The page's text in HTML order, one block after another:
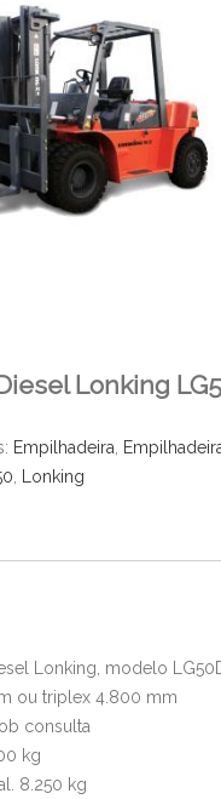
Lonking
Empilhadeira
Lonking
Lonking, modelo
ou triplex 4.800 mm
consulta
kg
8.250 kg